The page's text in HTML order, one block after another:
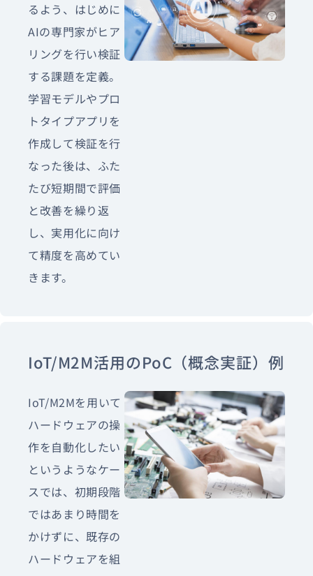
るよう、はじめに
AIの専門家がヒア
リングを行い検証
する課題を定義。
学習モデルやプロ
トタイプアプリを
作成して検証を行
なった後は、ふた
たび短期間で評価
と改善を繰り返
し、実用化に向け
て精度を高めてい
きます。
IoT/M2M活用のPoC（概念実証）例
IoT/M2Mを用いて
ハードウェアの操
作を自動化したい
というようなケー
スでは、初期段階
ではあまり時間を
かけずに、既存の
ハードウェアを組